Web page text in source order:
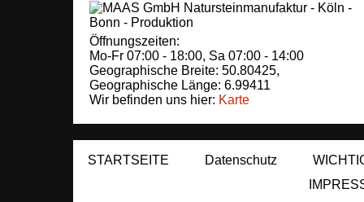
Öffnungszeiten:
Mo-Fr 07:00 - 18:00, Sa 07:00 - 14:00
Geographische Breite: 50.80425,
Geographische Länge: 6.99411
Wir befinden uns hier: Karte
STARTSEITE Datenschutz